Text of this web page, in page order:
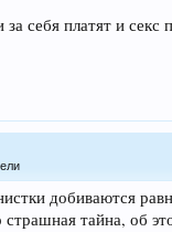
себя платят и секс
добиваются
тайна, об